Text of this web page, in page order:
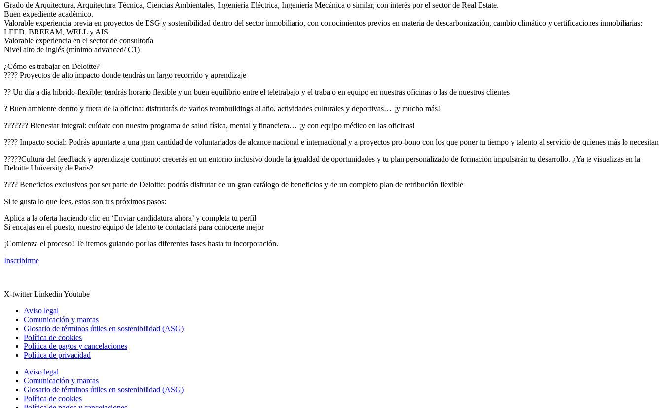
Grado de Arquitectura, Arquitectura Técnica, Ciencias Ambientales, Ingeniería Eléctrica, Ingeniería Mecánica o similar, con interés por el sector de Real Estate.
Buen expediente académico.
Valorable experiencia previa en proyectos de ESG y sostenibilidad dentro del sector inmobiliario, con conocimientos previos en materia de descarbonización, cambio climático y certificaciones inmobiliarias:
LEED, BREEAM, WELL y AIS.
Valorable experiencia en el sector de consultoría
Nivel alto de inglés (mínimo advanced/ C1)
¿Cómo es trabajar en Deloitte?
???? Proyectos de alto impacto donde tendrás un largo recorrido y aprendizaje
?? Un día a día híbrido-flexible: tendrás horario flexible y un buen equilibrio entre el teletrabajo y el trabajo en equipo en nuestras oficinas o las de nuestros clientes
? Buen ambiente dentro y fuera de la oficina: disfrutarás de varios teambuildings al año, actividades culturales y deportivas… ¡y mucho más!
??????? Bienestar integral: cuídate con nuestro programa de salud física, mental y financiera… ¡y con equipo médico en las oficinas!
???? Impacto social: Podrás apuntarte a una gran cantidad de voluntariados de alcance nacional e internacional y a proyectos pro-bono con los que poner tu tiempo y talento al servicio de quienes más lo necesitan
?????Cultura del feedback y aprendizaje continuo: crecerás en un entorno inclusivo donde la igualdad de oportunidades y tu plan personalizado de formación impulsarán tu desarrollo. ¿Ya te visualizas en la
Deloitte University de París?
???? Beneficios exclusivos por ser parte de Deloitte: podrás disfrutar de un gran catálogo de beneficios y de un completo plan de retribución flexible
Si te gusta lo que lees, estos son tus próximos pasos:
Aplica a la oferta haciendo clic en ‘Enviar candidatura ahora’ y completa tu perfil
Si encajas en el puesto, nuestro equipo de talento te contactará para conocerte mejor
¡Comienza el proceso! Te iremos guiando por las diferentes fases hasta tu incorporación.
Inscribirme
X-twitter Linkedin Youtube
Aviso legal
Comunicación y marcas
Glosario de términos útiles en sostenibilidad (ASG)
Política de cookies
Política de pagos y cancelaciones
Política de privacidad
Aviso legal
Comunicación y marcas
Glosario de términos útiles en sostenibilidad (ASG)
Política de cookies